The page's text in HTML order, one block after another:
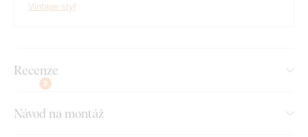
Výběr z různých dekorů
Montáž, kterou zvládne každý:
Vintage styl
Recenze
3
Návod na montáž